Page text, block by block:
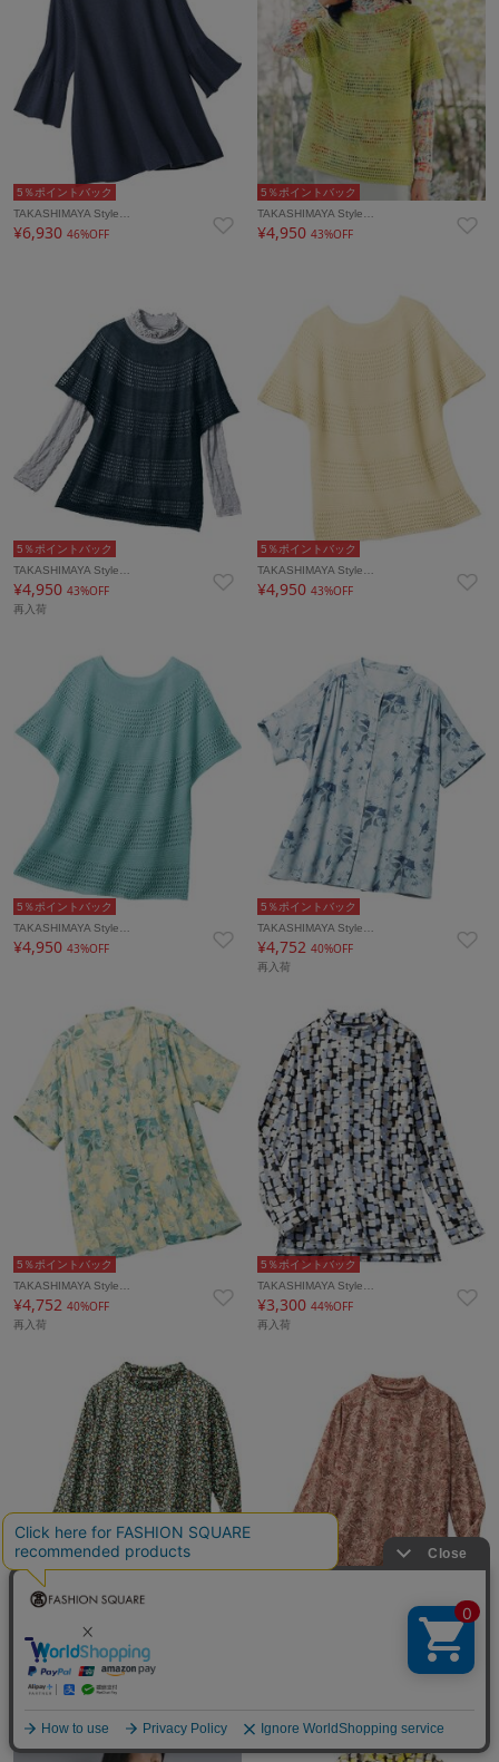
5％ポイントバック
TAKASHIMAYA Style…
¥6,930 46%OFF
5％ポイントバック
TAKASHIMAYA Style…
¥4,95043%OFF
5％ポイントバック
TAKASHIMAYA Style…
¥4,950 43%OFF
再入荷
5％ポイントバック
TAKASHIMAYA Style…
¥4,95043%OFF
5％ポイントバック
TAKASHIMAYA Style…
¥4,950 43%OFF
5％ポイントバック
TAKASHIMAYA Style…
¥4,75240%OFF
再入荷
5％ポイントバック
TAKASHIMAYA Style…
¥4,752 40%OFF
再入荷
5％ポイントバック
TAKASHIMAYA Style…
¥3,30044%OFF
再入荷
TAKASHIMAYA Style…
¥3,30044%OFF
再入荷